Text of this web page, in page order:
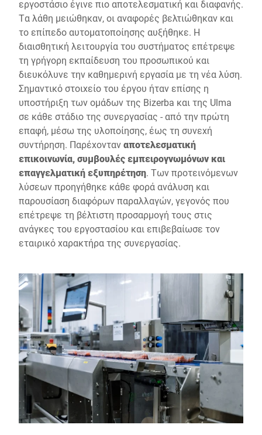
εργοστάσιο έγινε πιο αποτελεσματική και διαφανής.
Τα λάθη μειώθηκαν, οι αναφορές βελτιώθηκαν και
το επίπεδο αυτοματοποίησης αυξήθηκε. Η
διαισθητική λειτουργία του συστήματος επέτρεψε
τη γρήγορη εκπαίδευση του προσωπικού και
διευκόλυνε την καθημερινή εργασία με τη νέα λύση.
Σημαντικό στοιχείο του έργου ήταν επίσης η
υποστήριξη των ομάδων της Bizerba και της Ulma
σε κάθε στάδιο της συνεργασίας - από την πρώτη
επαφή, μέσω της υλοποίησης, έως τη συνεχή
συντήρηση. Παρέχονταναποτελεσματική
επικοινωνία, συμβουλές εμπειρογνωμόνων και
επαγγελματική εξυπηρέτηση. Των προτεινόμενων
λύσεων προηγήθηκε κάθε φορά ανάλυση και
παρουσίαση διαφόρων παραλλαγών, γεγονός που
επέτρεψε τη βέλτιστη προσαρμογή τους στις
ανάγκες του εργοστασίου και επιβεβαίωσε τον
εταιρικό χαρακτήρα της συνεργασίας.